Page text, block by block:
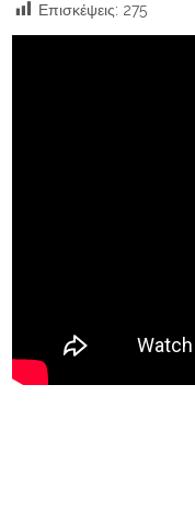
Επισκέψεις: 275